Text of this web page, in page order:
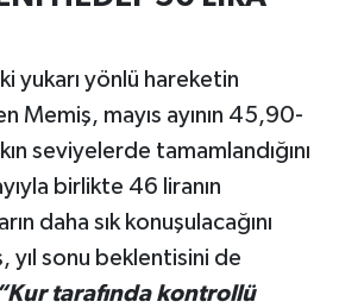
yukarı yönlü hareketin
Memiş, mayıs ayının 45,90-
seviyelerde tamamlandığını
birlikte 46 liranın
daha sık konuşulacağını
yıl sonu beklentisini de
“Kur tarafında kontrollü